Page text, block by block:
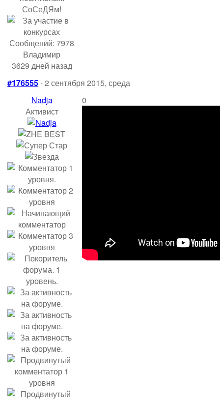
Сообщений: 7978
Владимир
3629 дней назад
#176555- 2 сентября 2015, среда
Nadja
Активист
0